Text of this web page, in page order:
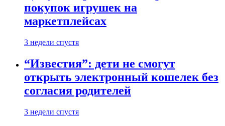
покупок игрушек на
маркетплейсах
3 недели спустя
“Известия”: дети не смогут
открыть электронный кошелек без
согласия родителей
3 недели спустя